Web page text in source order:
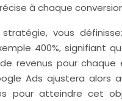
à chaque
vous
400%, signifiant
revenus pour chaque
Ads ajustera alors
pour atteindre cet